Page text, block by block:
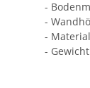
-
-
-
-